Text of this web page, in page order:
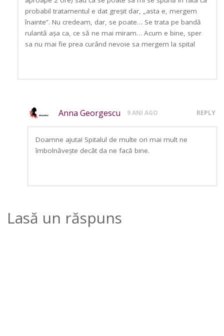
probabil tratamentul e dat greșit dar, „asta e, mergem
înainte”. Nu credeam, dar, se poate… Se trata pe bandă
rulantă așa ca, ce să ne mai miram… Acum e bine, sper
sa nu mai fie prea curând nevoie sa mergem la spital
Anna Georgescu 9 ANI AGO REPLY
Doamne ajuta! Spitalul de multe ori mai mult ne
îmbolnăvește decât da ne facă bine.
Lasă un răspuns